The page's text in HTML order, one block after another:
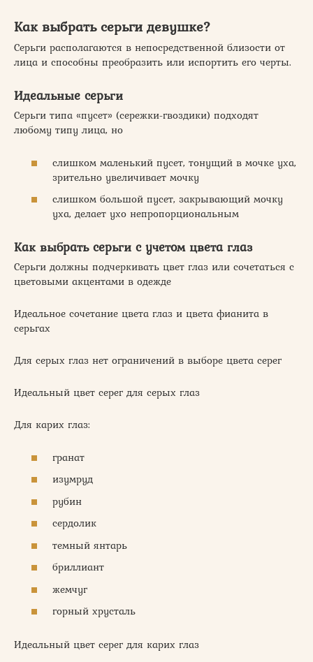
Как выбрать серьги девушке?
Серьги располагаются в непосредственной близости от
лица и способны преобразить или испортить его черты.
Идеальные серьги
Серьги типа «пусет» (сережки-гвоздики) подходят
любому типу лица, но
слишком маленький пусет, тонущий в мочке уха,
зрительно увеличивает мочку
слишком большой пусет, закрывающий мочку
уха, делает ухо непропорциональным
Как выбрать серьги с учетом цвета глаз
Серьги должны подчеркивать цвет глаз или сочетаться с
цветовыми акцентами в одежде
Идеальное сочетание цвета глаз и цвета фианита в
серьгах
Для серых глаз нет ограничений в выборе цвета серег
Идеальный цвет серег для серых глаз
Для карих глаз:
гранат
изумруд
рубин
сердолик
темный янтарь
бриллиант
жемчуг
горный хрусталь
Идеальный цвет серег для карих глаз